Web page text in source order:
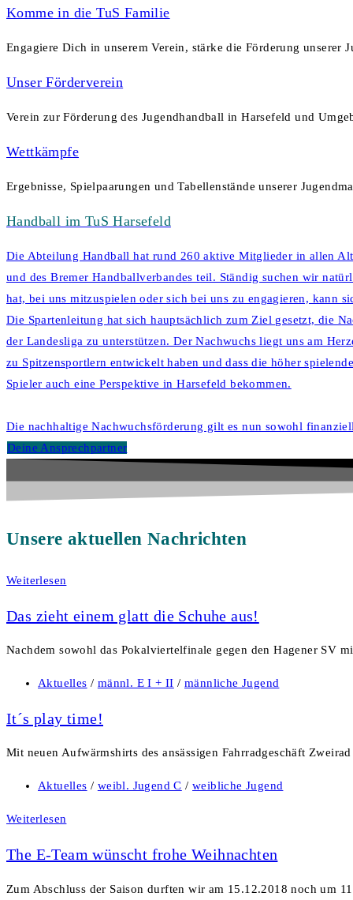
Komme in die TuS Familie
Engagiere Dich in unserem Verein, stärke die Förderung
Unser Förderverein
Verein zur Förderung des Jugendhandball in Harsefeld und
Wettkämpfe
Ergebnisse, Spielpaarungen und Tabellenstände unserer
Handball im TuS Harsefeld
Die Abteilung Handball hat rund 260 aktive Mitglieder in allen
und des Bremer Handballverbandes teil. Ständig suchen wir
hat, bei uns mitzuspielen oder sich bei uns zu engagieren, kann
Die Spartenleitung hat sich hauptsächlich zum Ziel gesetzt, die
der Landesliga zu unterstützen. Der Nachwuchs liegt uns am
zu Spitzensportlern entwickelt haben und dass die höher
Spieler auch eine Perspektive in Harsefeld bekommen.
Die nachhaltige Nachwuchsförderung gilt es nun sowohl
Deine Ansprechpartner
Unsere aktuellen Nachrichten
Weiterlesen
Das zieht einem glatt die Schuhe aus!
Nachdem sowohl das Pokalviertelfinale gegen den Hagener SV
Aktuelles / männl. E I + II /männliche Jugend
It´s play time!
Mit neuen Aufwärmshirts des ansässigen Fahrradgeschäft
Aktuelles / weibl. Jugend C /weibliche Jugend
Weiterlesen
The E-Team wünscht frohe Weihnachten
Zum Abschluss der Saison durften wir am 15.12.2018 noch um